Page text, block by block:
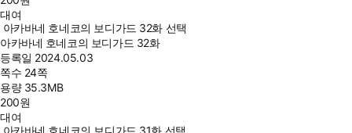
대여
아카바네 호네코의 보디가드 32화 선택
아카바네 호네코의 보디가드 32화
등록일 2024.05.03
쪽수 24쪽
용량 35.3MB
200원
대여
아카바네 호네코의 보디가드 31화 선택